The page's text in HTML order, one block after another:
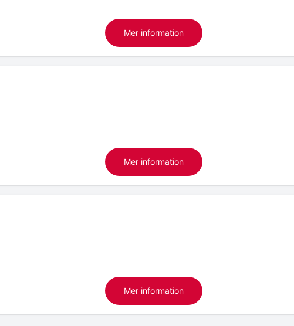
Mer information
Mer information
Mer information